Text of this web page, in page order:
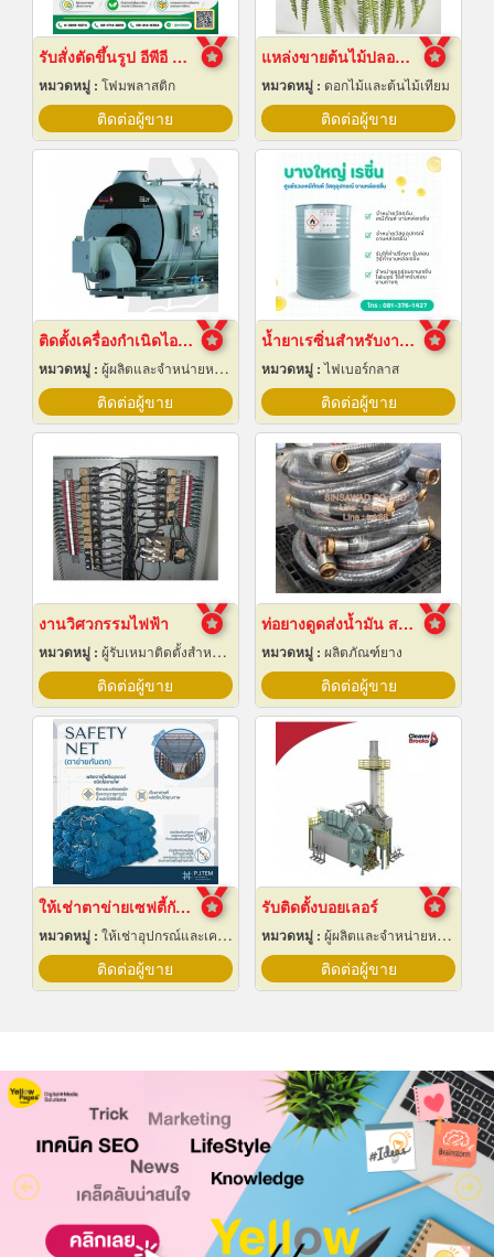
รับสั่งตัดขึ้นรูป อีพีอี โฟม ไดคัท
หมวดหมู่ : โฟมพลาสติก
ติดต่อผู้ขาย
แหล่งขายต้นไม้ปลอมราคาถูก
หมวดหมู่ : ดอกไม้และต้นไม้เทียม
ติดต่อผู้ขาย
ติดตั้งเครื่องกำเนิดไอน้ำ
หมวดหมู่ : ผู้ผลิตและจำหน่ายหม้อน้ำทางอุตสาหกรรม
ติดต่อผู้ขาย
น้ำยาเรซิ่นสำหรับงานหล่อไฟเบอร์กลาส ขายราคาส่ง
หมวดหมู่ :ไฟเบอร์กลาส
ติดต่อผู้ขาย
งานวิศวกรรมไฟฟ้า
หมวดหมู่ : ผู้รับเหมาติดตั้งสำหรับบ้านและโรงงานไฟฟ้า
ติดต่อผู้ขาย
ท่อยางดูดส่งน้ำมัน สายยางลงน้ำมัน
หมวดหมู่ : ผลิตภัณฑ์ยาง
ติดต่อผู้ขาย
ให้เช่าตาข่ายเซฟตี้กันตก Safety net
หมวดหมู่ : ให้เช่าอุปกรณ์และเครื่องใช้สำหรับผู้รับเหมาก่อสร้าง
ติดต่อผู้ขาย
รับติดตั้งบอยเลอร์
หมวดหมู่ : ผู้ผลิตและจำหน่ายหม้อน้ำทางอุตสาหกรรม
ติดต่อผู้ขาย